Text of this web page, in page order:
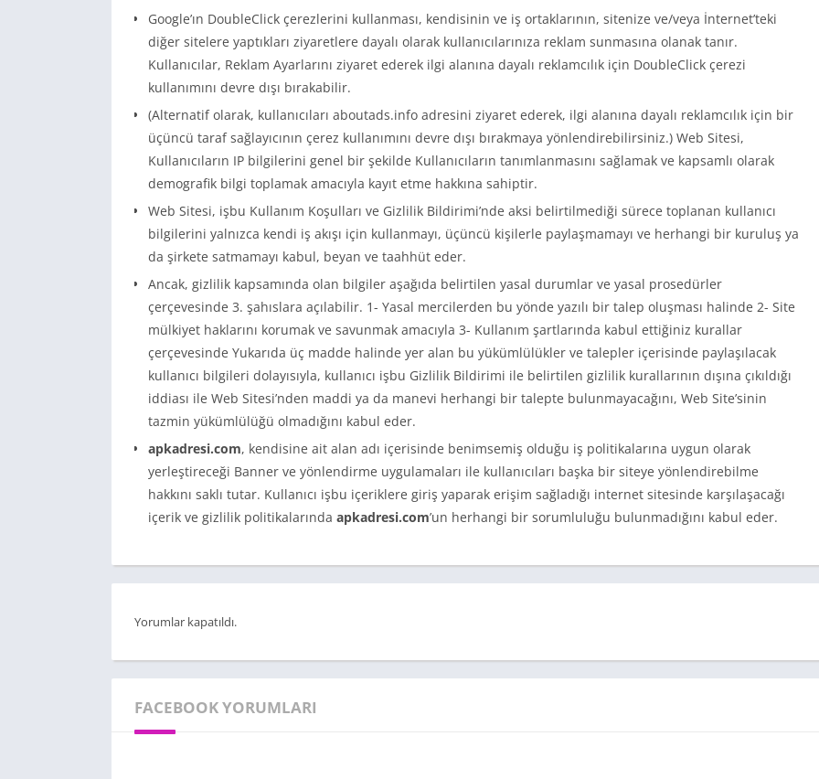
Google’ın DoubleClick çerezlerini kullanması, kendisinin ve iş ortaklarının, sitenize ve/veya İnternet’teki
diğer sitelere yaptıkları ziyaretlere dayalı olarak kullanıcılarınıza reklam sunmasına olanak tanır.
Kullanıcılar, Reklam Ayarlarını ziyaret ederek ilgi alanına dayalı reklamcılık için DoubleClick çerezi
kullanımını devre dışı bırakabilir.
(Alternatif olarak, kullanıcıları aboutads.info adresini ziyaret ederek, ilgi alanına dayalı reklamcılık için bir
üçüncü taraf sağlayıcının çerez kullanımını devre dışı bırakmaya yönlendirebilirsiniz.) Web Sitesi,
Kullanıcıların IP bilgilerini genel bir şekilde Kullanıcıların tanımlanmasını sağlamak ve kapsamlı olarak
demografik bilgi toplamak amacıyla kayıt etme hakkına sahiptir.
Web Sitesi, işbu Kullanım Koşulları ve Gizlilik Bildirimi’nde aksi belirtilmediği sürece toplanan kullanıcı
bilgilerini yalnızca kendi iş akışı için kullanmayı, üçüncü kişilerle paylaşmamayı ve herhangi bir kuruluş ya
da şirkete satmamayı kabul, beyan ve taahhüt eder.
Ancak, gizlilik kapsamında olan bilgiler aşağıda belirtilen yasal durumlar ve yasal prosedürler
çerçevesinde 3. şahıslara açılabilir. 1- Yasal mercilerden bu yönde yazılı bir talep oluşması halinde 2- Site
mülkiyet haklarını korumak ve savunmak amacıyla 3- Kullanım şartlarında kabul ettiğiniz kurallar
çerçevesinde Yukarıda üç madde halinde yer alan bu yükümlülükler ve talepler içerisinde paylaşılacak
kullanıcı bilgileri dolayısıyla, kullanıcı işbu Gizlilik Bildirimi ile belirtilen gizlilik kurallarının dışına çıkıldığı
iddiası ile Web Sitesi’nden maddi ya da manevi herhangi bir talepte bulunmayacağını, Web Site’sinin
tazmin yükümlülüğü olmadığını kabul eder.
apkadresi.com, kendisine ait alan adı içerisinde benimsemiş olduğu iş politikalarına uygun olarak
yerleştireceği Banner ve yönlendirme uygulamaları ile kullanıcıları başka bir siteye yönlendirebilme
hakkını saklı tutar. Kullanıcı işbu içeriklere giriş yaparak erişim sağladığı internet sitesinde karşılaşacağı
içerik ve gizlilik politikalarında apkadresi.com’un herhangi bir sorumluluğu bulunmadığını kabul eder.
Yorumlar kapatıldı.
FACEBOOK YORUMLARI